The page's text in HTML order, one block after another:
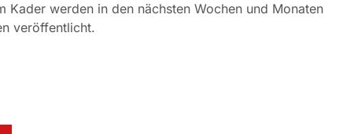
werden in den nächsten Wochen und Monaten
veröffentlicht.